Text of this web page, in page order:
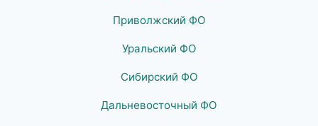
Приволжский ФО
Уральский ФО
Сибирский ФО
Дальневосточный ФО